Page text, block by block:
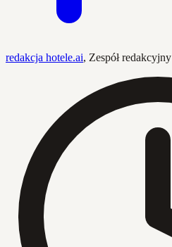
redakcja hotele.ai, Zespół redakcyjny